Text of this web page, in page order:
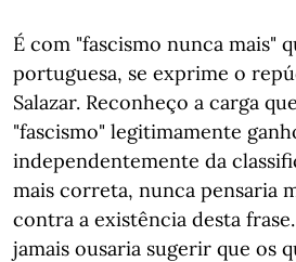
É com "fascismo nunca mais"
portuguesa, se exprime o
Salazar. Reconheço a carga
"fascismo" legitimamente
independentemente da
mais correta, nunca pensaria
contra a existência desta
jamais ousaria sugerir que os